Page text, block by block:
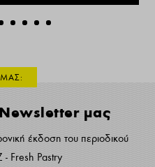
ΜΑΣ:
Newsletter μας
έκδοση του περιοδικού
Fresh Pastry